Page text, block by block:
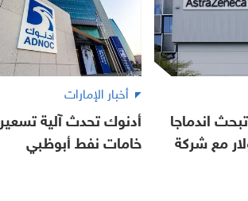
اندماجا
دولار مع شركة
أخبار الإمارات
أدنوك تحدث آلية تسعير
خامات نفط أبوظبي